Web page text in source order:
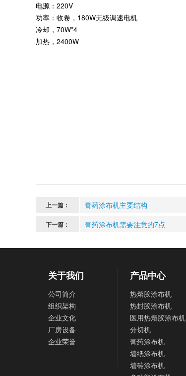
电源：220V
功率：收卷，180W无级调速电机
冷却，70W*4
加热，2400W
上一篇： 膏药涂布机主要结构
下一篇： 膏药涂布机需要注意的7点
关于我们
公司简介
组织架构
企业文化
厂房设备
企业荣誉
产品中心
热熔胶涂布机
热封胶涂布机
医用热熔胶涂布机
分切机
膏药涂布机
墙纸涂布机
墙砖涂布机